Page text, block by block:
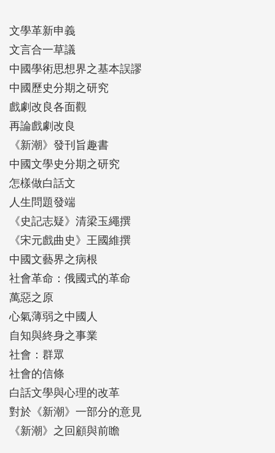
文學革新申義
文言合一草議
中國學術思想界之基本誤謬
中國歷史分期之研究
戲劇改良各面觀
再論戲劇改良
《新潮》發刊旨趣書
中國文學史分期之研究
怎樣做白話文
人生問題發端
《史記志疑》清梁玉繩撰
《宋元戲曲史》王國維撰
中國文藝界之病根
社會革命：俄國式的革命
萬惡之原
心氣薄弱之中國人
自知與終身之事業
社會：群眾
社會的信條
白話文學與心理的改革
對於《新潮》一部分的意見
《新潮》之回顧與前瞻